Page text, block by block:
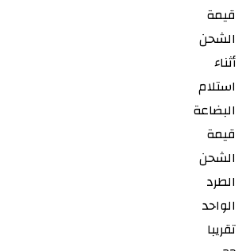
الوجه
النعيرية
الرس
العارضة
الشنان